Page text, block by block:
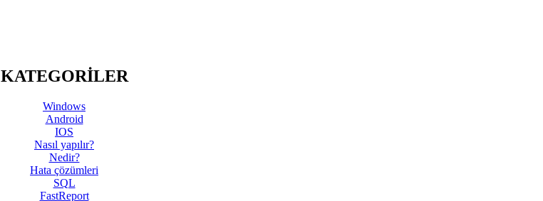
KATEGORİLER
Windows
Android
IOS
Nasıl yapılır?
Nedir?
Hata çözümleri
SQL
FastReport